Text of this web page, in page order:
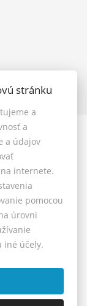
stránku
a
a
a údajov
internete.
pomocou
úrovni
iné účely.